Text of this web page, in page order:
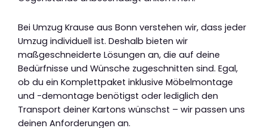
Bei Umzug Krause aus Bonn verstehen wir, dass jeder
Umzug individuell ist. Deshalb bieten wir
maßgeschneiderte Lösungen an, die auf deine
Bedürfnisse und Wünsche zugeschnitten sind. Egal,
ob du ein Komplettpaket inklusive Möbelmontage
und -demontage benötigst oder lediglich den
Transport deiner Kartons wünschst – wir passen uns
deinen Anforderungen an.